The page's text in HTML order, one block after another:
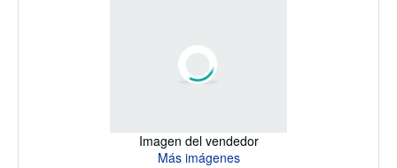
Imagen del vendedor
Más imágenes